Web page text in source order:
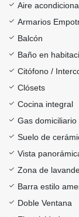
Aire
Armarios
Balcón
Baño en
Citófono /
Clósets
Cocina integral
Gas domiciliario
Suelo de
Vista
Zona de
Barra estilo
Doble Ventana